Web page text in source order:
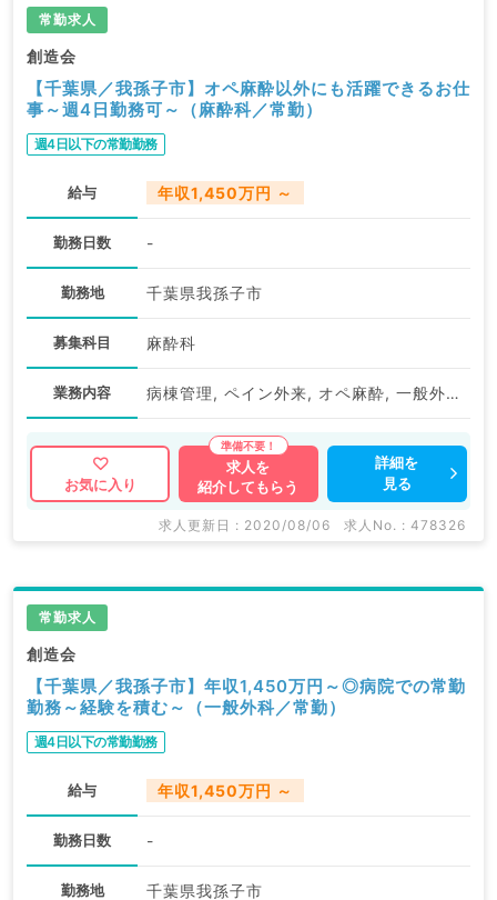
常勤求人
創造会
【千葉県／我孫子市】オペ麻酔以外にも活躍できるお仕
事～週4日勤務可～（麻酔科／常勤）
週4日以下の常勤勤務
給与 年収1,450万円 ～
勤務日数 -
勤務地 千葉県我孫子市
募集科目 麻酔科
業務内容 病棟管理, ペイン外来, オペ麻酔, 一般外来
お気に入り
求人を
紹介してもらう
詳細を
見る
求人更新日 : 2020/08/06 求人No. : 478326
常勤求人
創造会
【千葉県／我孫子市】年収1,450万円～◎病院での常勤
勤務～経験を積む～（一般外科／常勤）
週4日以下の常勤勤務
給与 年収1,450万円 ～
勤務日数 -
勤務地 千葉県我孫子市